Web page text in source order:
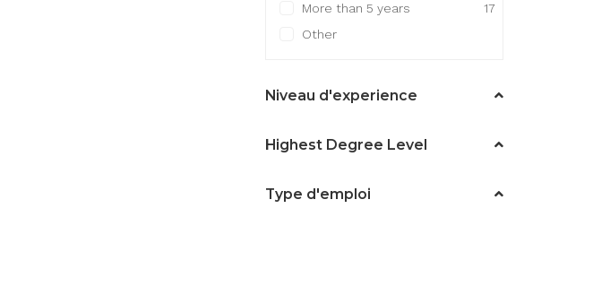
More than 5 years
17
Other
Niveau d'experience
Highest Degree Level
Type d'emploi